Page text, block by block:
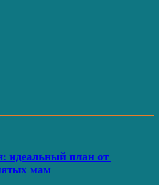
идеальный план от
мам